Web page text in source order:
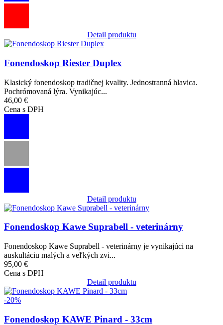
Detail produktu
Obrázok
Fonendoskop Riester Duplex
Klasický fonendoskop tradičnej kvality. Jednostranná hlavica.
Pochrómovaná lýra. Vynikajúc...
46,00 €
Cena s DPH
Detail produktu
Obrázok
Fonendoskop Kawe Suprabell - veterinárny
Fonendoskop Kawe Suprabell - veterinárny je vynikajúci na
auskultáciu malých a veľkých zvi...
95,00 €
Cena s DPH
Detail produktu
Obrázok
-20%
Fonendoskop KAWE Pinard - 33cm